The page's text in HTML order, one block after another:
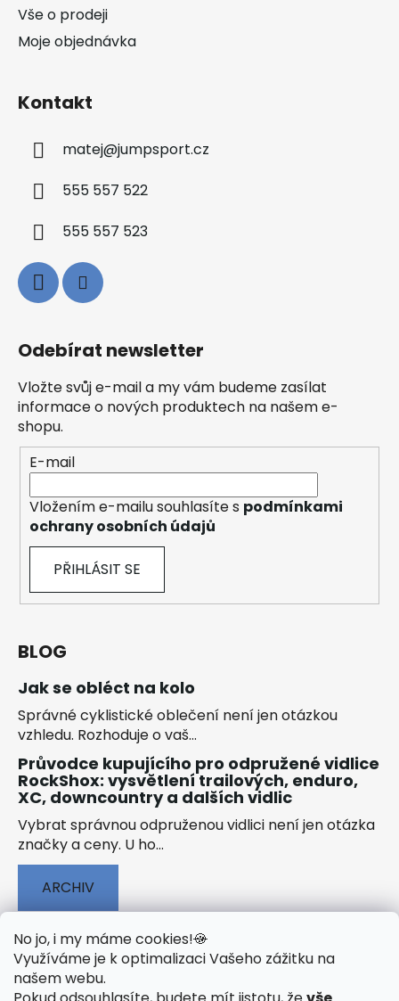
No jo, i my máme cookies!🍪
Využíváme je k optimalizaci Vašeho zážitku na
našem webu.
Vše o prodeji
Moje objednávka
Kontakt
matej@jumpsport.cz
555 557 522
555 557 523
Odebírat newsletter
Vložte svůj e-mail a my vám budeme zasílat
informace o nových produktech na našem e-
shopu.
E-mail
Vložením e-mailu souhlasíte s podmínkami
ochrany osobních údajů
PŘIHLÁSIT SE
BLOG
Jak se obléct na kolo
Správné cyklistické oblečení není jen otázkou
vzhledu. Rozhoduje o vaš...
Průvodce kupujícího pro odpružené vidlice
RockShox: vysvětlení trailových, enduro,
XC, downcountry a dalších vidlic
Vybrat správnou odpruženou vidlici není jen otázka
značky a ceny. U ho...
ARCHIV
🟢 TECHNOLOGIE
🟢 O ELEKTROKOLECH